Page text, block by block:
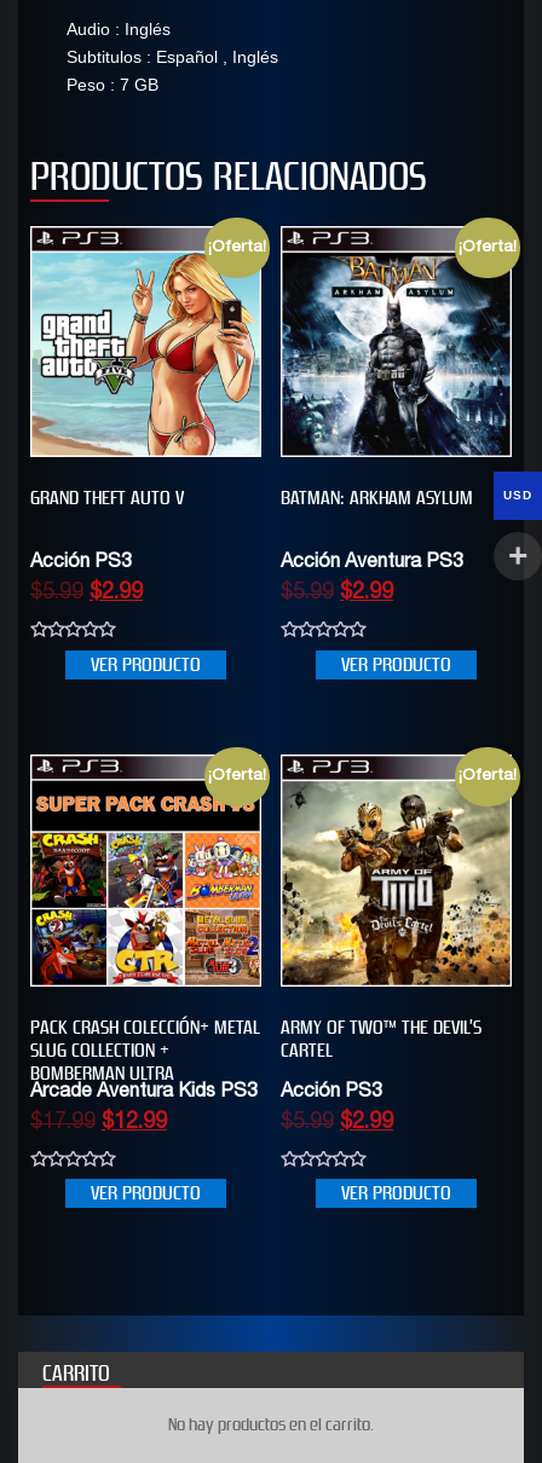
Audio : Inglés
Subtitulos : Español , Inglés
Peso : 7 GB
PRODUCTOS RELACIONADOS
¡Oferta!
GRAND THEFT AUTO V
Acción PS3
$5.99 $2.99
VER PRODUCTO
¡Oferta!
BATMAN: ARKHAM ASYLUM
Acción Aventura PS3
$5.99 $2.99
VER PRODUCTO
¡Oferta!
PACK CRASH COLECCIÓN+ METAL
SLUG COLLECTION +
BOMBERMAN ULTRA
Arcade Aventura Kids PS3
$17.99 $12.99
VER PRODUCTO
¡Oferta!
ARMY OF TWO™ THE DEVIL’S
CARTEL
Acción PS3
$5.99 $2.99
VER PRODUCTO
CARRITO
No hay productos en el carrito.
USD